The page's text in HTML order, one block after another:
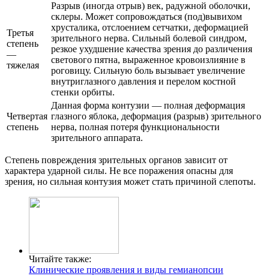
Третья
степень
—
тяжелая
Разрыв (иногда отрыв) век, радужной оболочки,
склеры. Может сопровождаться (под)вывихом
хрусталика, отслоением сетчатки, деформацией
зрительного нерва. Сильный болевой синдром,
резкое ухудшение качества зрения до различения
светового пятна, выраженное кровоизлияние в
роговицу. Сильную боль вызывает увеличение
внутриглазного давления и перелом костной
стенки орбиты.
Четвертая
степень
Данная форма контузии — полная деформация
глазного яблока, деформация (разрыв) зрительного
нерва, полная потеря функциональности
зрительного аппарата.
Степень повреждения зрительных органов зависит от
характера ударной силы. Не все поражения опасны для
зрения, но сильная контузия может стать причиной слепоты.
Читайте также:
Клинические проявления и виды гемианопсии